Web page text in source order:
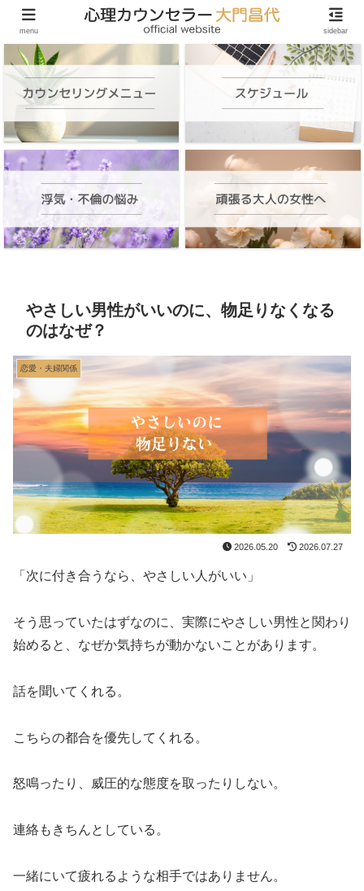
頑張る大人の女性のためのオンラインカウンセリング
やさしい男性がいいのに、物足りなくなる
のはなぜ？
恋愛・夫婦関係
2026.05.20 2026.07.27
「次に付き合うなら、やさしい人がいい」
そう思っていたはずなのに、実際にやさしい男性と関わり
始めると、なぜか気持ちが動かないことがあります。
話を聞いてくれる。
こちらの都合を優先してくれる。
怒鳴ったり、威圧的な態度を取ったりしない。
連絡もきちんとしている。
一緒にいて疲れるような相手ではありません。
menu sidebar